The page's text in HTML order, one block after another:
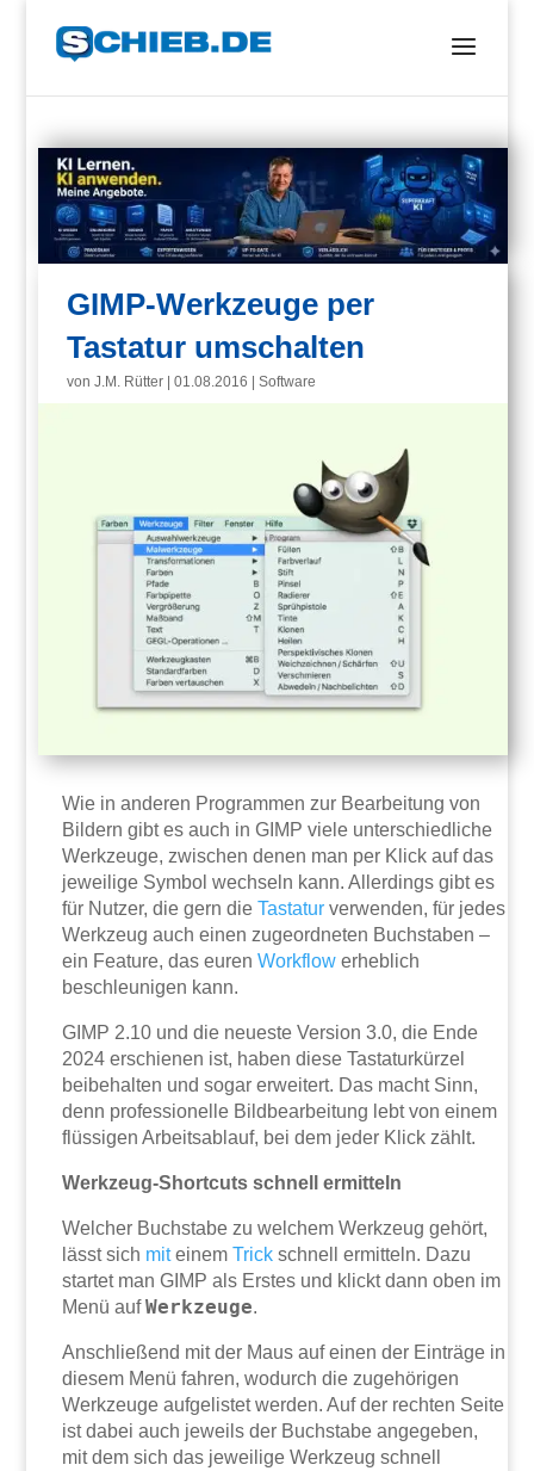
GIMP-Werkzeuge per
Tastatur umschalten
vonJ.M. Rütter |01.08.2016 |Software
Wie in anderen Programmen zur Bearbeitung von
Bildern gibt es auch in GIMP viele unterschiedliche
Werkzeuge, zwischen denen man per Klick auf das
jeweilige Symbol wechseln kann. Allerdings gibt es
für Nutzer, die gern dieTastatur verwenden, für jedes
Werkzeug auch einen zugeordneten Buchstaben –
ein Feature, das eurenWorkflow erheblich
beschleunigen kann.
GIMP 2.10 und die neueste Version 3.0, die Ende
2024 erschienen ist, haben diese Tastaturkürzel
beibehalten und sogar erweitert. Das macht Sinn,
denn professionelle Bildbearbeitung lebt von einem
flüssigen Arbeitsablauf, bei dem jeder Klick zählt.
Werkzeug-Shortcuts schnell ermitteln
Welcher Buchstabe zu welchem Werkzeug gehört,
lässt sich miteinemTrick schnell ermitteln. Dazu
startet man GIMP als Erstes und klickt dann oben im
Menü aufWerkzeuge.
Anschließend mit der Maus auf einen der Einträge in
diesem Menü fahren, wodurch die zugehörigen
Werkzeuge aufgelistet werden. Auf der rechten Seite
ist dabei auch jeweils der Buchstabe angegeben,
mit dem sich das jeweilige Werkzeug schnell